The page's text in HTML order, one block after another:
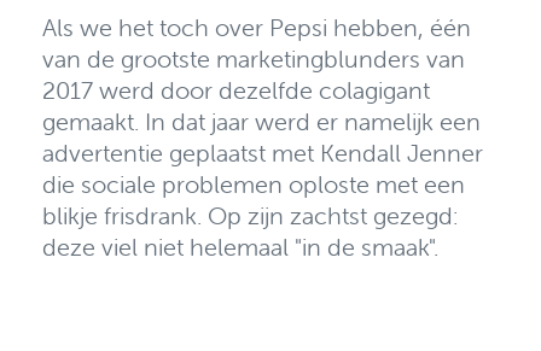
Als we het toch over Pepsi hebben, één
van de grootste marketingblunders van
2017 werd door dezelfde colagigant
gemaakt. In dat jaar werd er namelijk een
advertentie geplaatst met Kendall Jenner
die sociale problemen oploste met een
blikje frisdrank. Op zijn zachtst gezegd:
deze viel niet helemaal "in de smaak".